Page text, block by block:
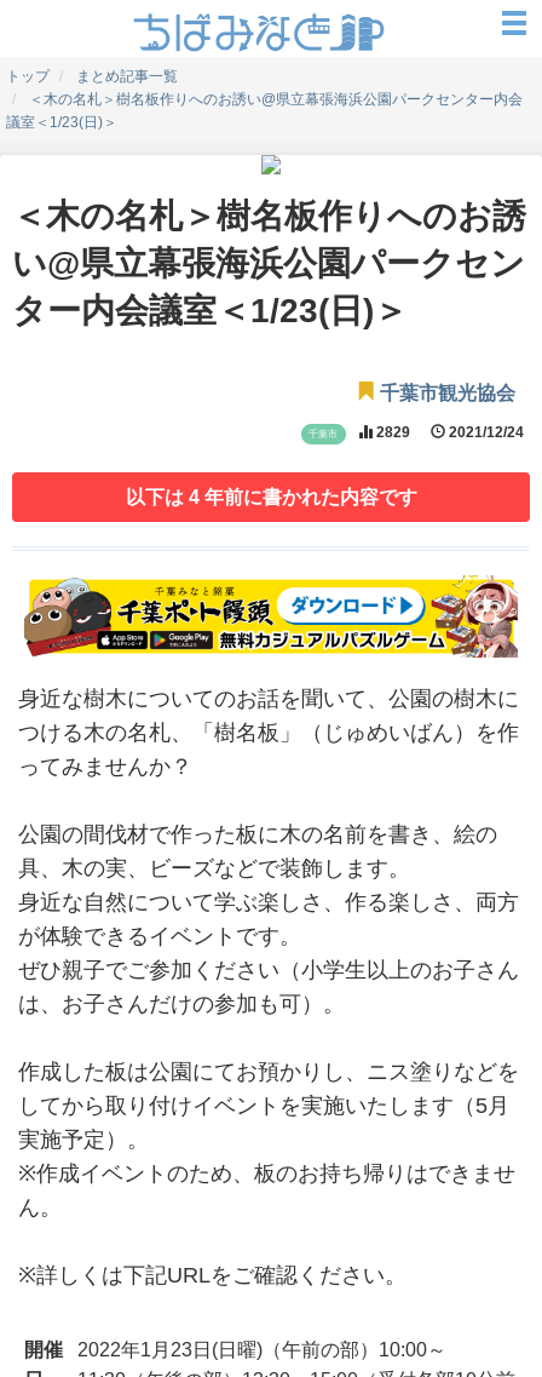
トップ
まとめ記事一覧
＜木の名札＞樹名板作りへのお誘い@県立幕張海浜公園パークセンター内会
議室＜1/23(日)＞
＜木の名札＞樹名板作りへのお誘
い@県立幕張海浜公園パークセン
ター内会議室＜1/23(日)＞
千葉市観光協会
千葉市 2829 2021/12/24
以下は 4 年前に書かれた内容です
身近な樹木についてのお話を聞いて、公園の樹木に
つける木の名札、「樹名板」（じゅめいばん）を作
ってみませんか？
公園の間伐材で作った板に木の名前を書き、絵の
具、木の実、ビーズなどで装飾します。
身近な自然について学ぶ楽しさ、作る楽しさ、両方
が体験できるイベントです。
ぜひ親子でご参加ください（小学生以上のお子さん
は、お子さんだけの参加も可）。
作成した板は公園にてお預かりし、ニス塗りなどを
してから取り付けイベントを実施いたします（5月
実施予定）。
※作成イベントのため、板のお持ち帰りはできませ
ん。
※詳しくは下記URLをご確認ください。
開催
2022年1月23日(日曜)（午前の部）10:00～